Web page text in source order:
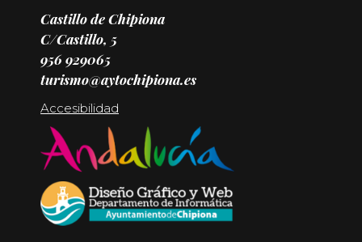
Castillo de Chipiona
C/Castillo, 5
956 929065
turismo@aytochipiona.es
Accesibilidad